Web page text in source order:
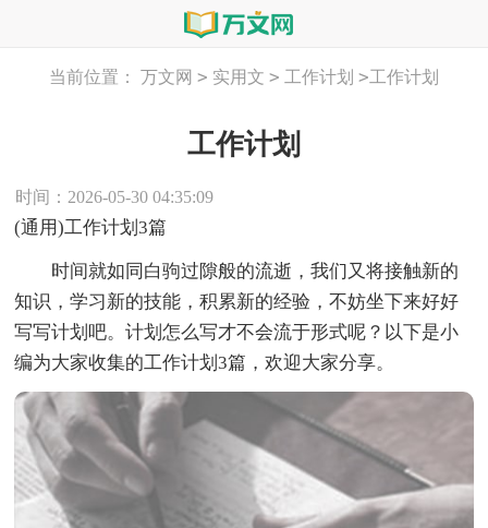
当前位置： 万文网 > 实用文 > 工作计划 >工作计划
工作计划
时间：2026-05-30 04:35:09
(通用)工作计划3篇
时间就如同白驹过隙般的流逝，我们又将接触新的
知识，学习新的技能，积累新的经验，不妨坐下来好好
写写计划吧。计划怎么写才不会流于形式呢？以下是小
编为大家收集的工作计划3篇，欢迎大家分享。